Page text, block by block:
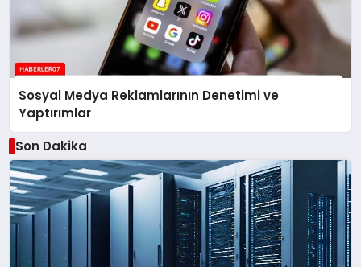
Sosyal Medya Reklamlarının Denetimi ve
Yaptırımlar
Son Dakika